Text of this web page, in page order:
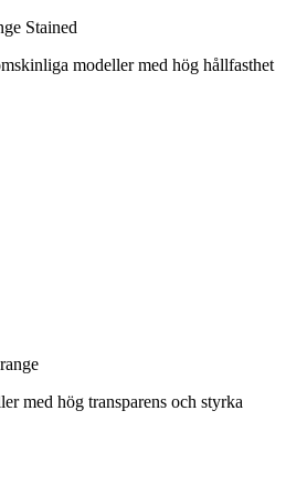
Stained
modeller med hög hållfasthet
med hög transparens och styrka